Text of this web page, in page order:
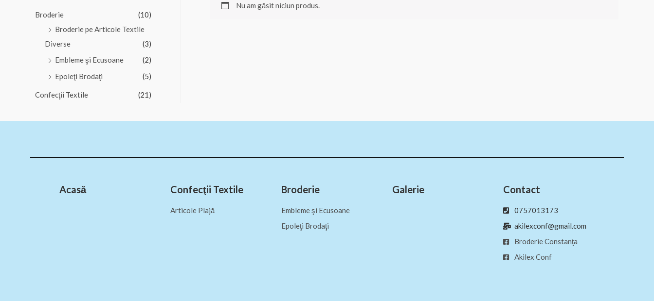
Broderie
(10)
Broderie pe Articole Textile
Diverse
(3)
Embleme şi Ecusoane
(2)
Epoleţi Brodaţi
(5)
Confecţii Textile (21)
Nu am găsit niciun produs.
Acasă Confecţii Textile
Articole Plajă
Broderie
Embleme şi Ecusoane
Epoleţi Brodaţi
Galerie Contact
0757013173
akilexconf@gmail.com
Broderie Constanţa
Akilex Conf